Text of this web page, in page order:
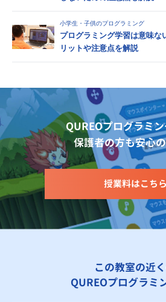
小学生・子供のプログラミング
プログラミング学習は意味な
リットや注意点を解説
QUREOプログラミ
保護者の方も安心
授業料はこちら
この教室の近
QUREOプログラミ